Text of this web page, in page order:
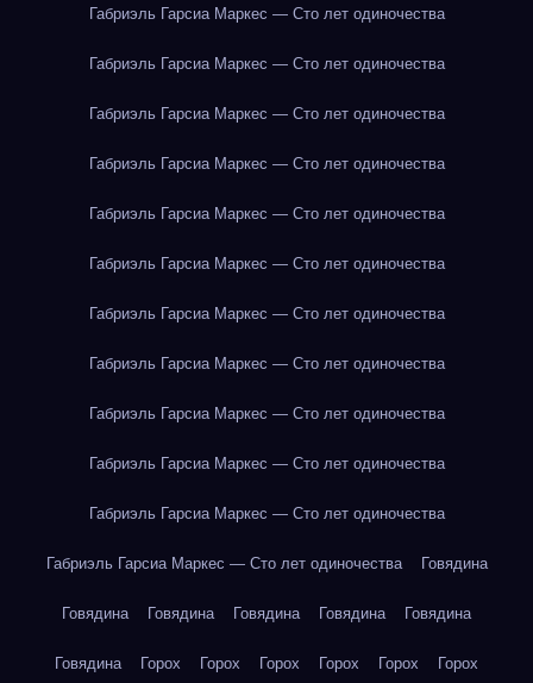
Габриэль Гарсиа Маркес — Сто лет одиночества
Габриэль Гарсиа Маркес — Сто лет одиночества
Габриэль Гарсиа Маркес — Сто лет одиночества
Габриэль Гарсиа Маркес — Сто лет одиночества
Габриэль Гарсиа Маркес — Сто лет одиночества
Габриэль Гарсиа Маркес — Сто лет одиночества
Габриэль Гарсиа Маркес — Сто лет одиночества
Габриэль Гарсиа Маркес — Сто лет одиночества
Габриэль Гарсиа Маркес — Сто лет одиночества
Габриэль Гарсиа Маркес — Сто лет одиночества
Габриэль Гарсиа Маркес — Сто лет одиночества
Габриэль Гарсиа Маркес — Сто лет одиночества Говядина
Говядина Говядина Говядина Говядина Говядина
Говядина Горох Горох Горох Горох Горох Горох